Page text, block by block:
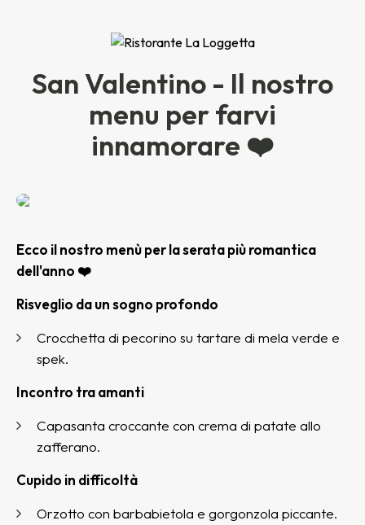
San Valentino - Il nostro
menu per farvi
innamorare ❤️
Ecco il nostro menù per la serata più romantica
dell'anno ❤️
Risveglio da un sogno profondo
Crocchetta di pecorino su tartare di mela verde e
spek.
Incontro tra amanti
Capasanta croccante con crema di patate allo
zafferano.
Cupido in difficoltà
Orzotto con barbabietola e gorgonzola piccante.